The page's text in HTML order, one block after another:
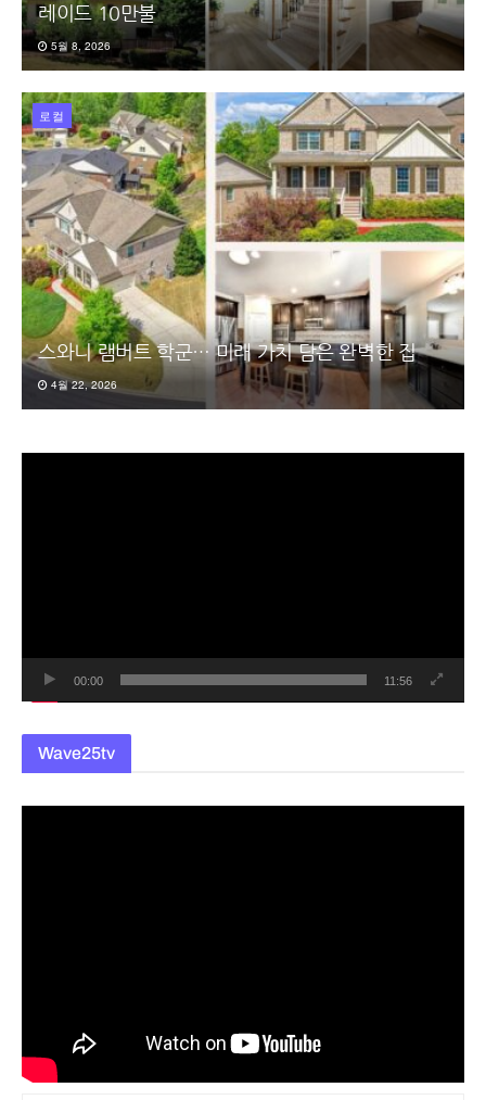
레이드 10만불
5월 8, 2026
로컬
스와니 램버트 학군… 미래 가치 담은 완벽한 집
4월 22, 2026
00:00 11:56
Wave25tv